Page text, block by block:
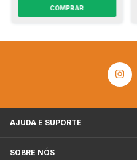
COMPRAR
AJUDA E SUPORTE
SOBRE NÓS